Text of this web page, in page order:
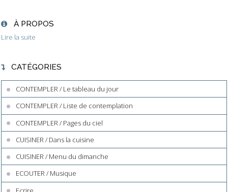
À PROPOS
Lire la suite
CATÉGORIES
CONTEMPLER / Le tableau du jour
CONTEMPLER / Liste de contemplation
CONTEMPLER / Pages du ciel
CUISINER / Dans la cuisine
CUISINER / Menu du dimanche
ECOUTER / Musique